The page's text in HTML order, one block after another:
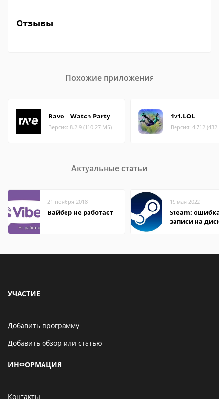
Отзывы
Похожие приложения
Rave – Watch Party
Версия: 8.2.9 (110.27 МБ)
1v1.LOL
Версия: 4.712
Актуальные статьи
21 ноября 2018
Вайбер не работает
19 мая 2022
Steam:
записи на
УЧАСТИЕ
Добавить программу
Добавить обзор или статью
ИНФОРМАЦИЯ
Контакты